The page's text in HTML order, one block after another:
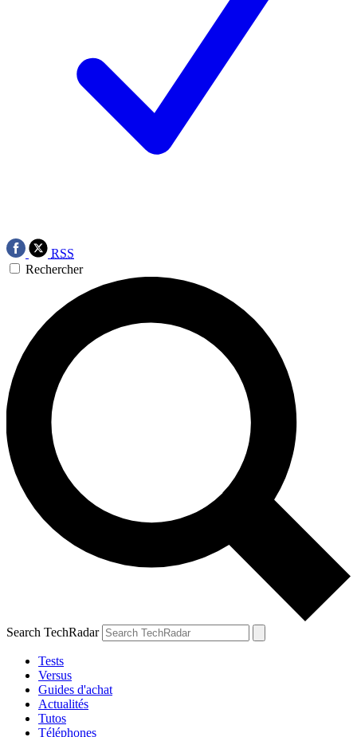
RSS
Rechercher
Search TechRadar
Tests
Versus
Guides d'achat
Actualités
Tutos
Téléphones